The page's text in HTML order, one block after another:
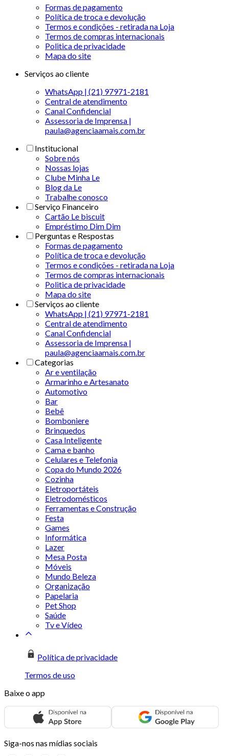
Formas de pagamento
Política de troca e devolução
Termos e condições - retirada na Loja
Termos de compras internacionais
Politica de privacidade
Mapa do site
Serviços ao cliente
WhatsApp | (21) 97971-2181
Central de atendimento
Canal Confidencial
Assessoria de Imprensa |
paula@agenciaamais.com.br
Institucional
Sobre nós
Nossas lojas
Clube Minha Le
Blog da Le
Trabalhe conosco
Serviço Financeiro
Cartão Le biscuit
Empréstimo Dim Dim
Perguntas e Respostas
Formas de pagamento
Política de troca e devolução
Termos e condições - retirada na Loja
Termos de compras internacionais
Politica de privacidade
Mapa do site
Serviços ao cliente
WhatsApp | (21) 97971-2181
Central de atendimento
Canal Confidencial
Assessoria de Imprensa |
paula@agenciaamais.com.br
Categorias
Ar e ventilação
Armarinho e Artesanato
Automotivo
Bar
Bebê
Bomboniere
Brinquedos
Casa Inteligente
Cama e banho
Celulares e Telefonia
Copa do Mundo 2026
Cozinha
Eletroportáteis
Eletrodomésticos
Ferramentas e Construção
Festa
Games
Informática
Lazer
Mesa Posta
Móveis
Mundo Beleza
Organização
Papelaria
Pet Shop
Saúde
Tv e Vídeo
Política de privacidade
Termos de uso
Baixe o app
Siga-nos nas mídias sociais